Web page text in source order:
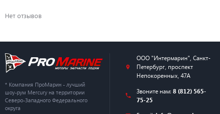
Нет отзывов
* Компания ПроМарин - лучший
шоу-рум Mercury на территории
Северо-Западного Федерального
округа
ООО "Интермарин" Санкт-
Петербург, проспект
Непокоренных, 47А
Звоните нам: 8 (812) 565-
75-25